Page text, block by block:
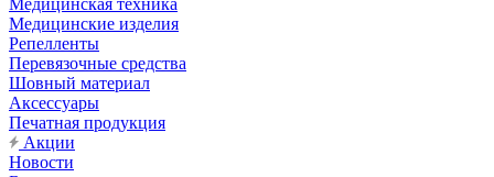
Медицинская техника
Медицинские изделия
Репелленты
Перевязочные средства
Шовный материал
Аксессуары
Печатная продукция
Акции
Новости